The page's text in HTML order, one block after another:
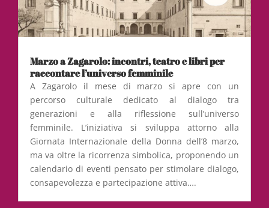
Marzo a Zagarolo: incontri, teatro e libri per
raccontare l’universo femminile
A Zagarolo il mese di marzo si apre con un
percorso culturale dedicato al dialogo tra
generazioni e alla riflessione sull’universo
femminile. L’iniziativa si sviluppa attorno alla
Giornata Internazionale della Donna dell’8 marzo,
ma va oltre la ricorrenza simbolica, proponendo un
calendario di eventi pensato per stimolare dialogo,
consapevolezza e partecipazione attiva….